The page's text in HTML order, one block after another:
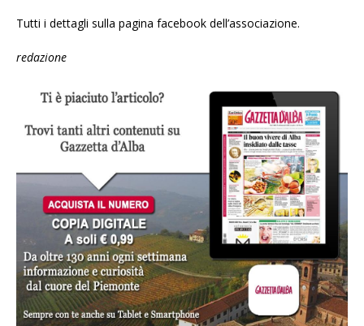
Tutti i dettagli sulla pagina facebook dell’associazione.
redazione